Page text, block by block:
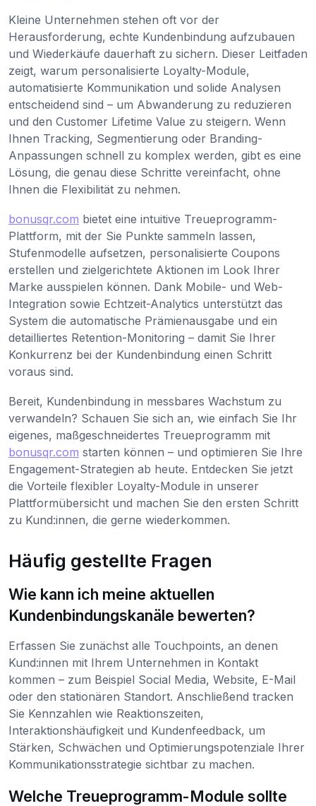
Kleine Unternehmen stehen oft vor der
Herausforderung, echte Kundenbindung aufzubauen
und Wiederkäufe dauerhaft zu sichern. Dieser Leitfaden
zeigt, warum personalisierte Loyalty-Module,
automatisierte Kommunikation und solide Analysen
entscheidend sind – um Abwanderung zu reduzieren
und den Customer Lifetime Value zu steigern. Wenn
Ihnen Tracking, Segmentierung oder Branding-
Anpassungen schnell zu komplex werden, gibt es eine
Lösung, die genau diese Schritte vereinfacht, ohne
Ihnen die Flexibilität zu nehmen.
bonusqr.com bietet eine intuitive Treueprogramm-
Plattform, mit der Sie Punkte sammeln lassen,
Stufenmodelle aufsetzen, personalisierte Coupons
erstellen und zielgerichtete Aktionen im Look Ihrer
Marke ausspielen können. Dank Mobile- und Web-
Integration sowie Echtzeit-Analytics unterstützt das
System die automatische Prämienausgabe und ein
detailliertes Retention-Monitoring – damit Sie Ihrer
Konkurrenz bei der Kundenbindung einen Schritt
voraus sind.
Bereit, Kundenbindung in messbares Wachstum zu
verwandeln? Schauen Sie sich an, wie einfach Sie Ihr
eigenes, maßgeschneidertes Treueprogramm mit
bonusqr.com starten können – und optimieren Sie Ihre
Engagement-Strategien ab heute. Entdecken Sie jetzt
die Vorteile flexibler Loyalty-Module in unserer
Plattformübersicht und machen Sie den ersten Schritt
zu Kund:innen, die gerne wiederkommen.
Häufig gestellte Fragen
Wie kann ich meine aktuellen
Kundenbindungskanäle bewerten?
Erfassen Sie zunächst alle Touchpoints, an denen
Kund:innen mit Ihrem Unternehmen in Kontakt
kommen – zum Beispiel Social Media, Website, E-Mail
oder den stationären Standort. Anschließend tracken
Sie Kennzahlen wie Reaktionszeiten,
Interaktionshäufigkeit und Kundenfeedback, um
Stärken, Schwächen und Optimierungspotenziale Ihrer
Kommunikationsstrategie sichtbar zu machen.
Welche Treueprogramm-Module sollte